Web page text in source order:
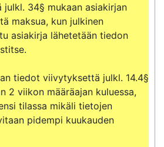
34§ mukaan asiakirjan
maksua, kun julkinen
asiakirja lähetetään tiedon
tiedot viivytyksettä julkl. 14.4§
2 viikon määräajan kuluessa,
tilassa mikäli tietojen
pidempi kuukauden